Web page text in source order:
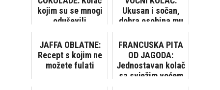
kojim su se mnogi
oduševili
Ukusan i sočan,
dobra osobina mu
ostaje svjež
JAFFA OBLATNE:
Recept s kojim ne
možete fulati
FRANCUSKA PITA
OD JAGODA:
Jednostavan kolač
sa svježim voćem